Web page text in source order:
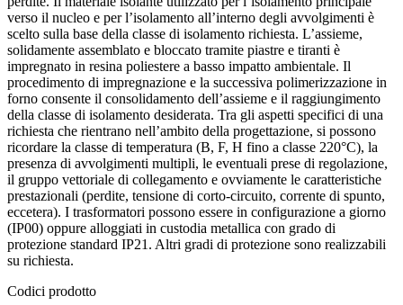
verso il nucleo e per l’isolamento all’interno degli avvolgimenti è
scelto sulla base della classe di isolamento richiesta. L’assieme,
solidamente assemblato e bloccato tramite piastre e tiranti è
impregnato in resina poliestere a basso impatto ambientale. Il
procedimento di impregnazione e la successiva polimerizzazione in
forno consente il consolidamento dell’assieme e il raggiungimento
della classe di isolamento desiderata. Tra gli aspetti specifici di una
richiesta che rientrano nell’ambito della progettazione, si possono
ricordare la classe di temperatura (B, F, H fino a classe 220°C), la
presenza di avvolgimenti multipli, le eventuali prese di regolazione,
il gruppo vettoriale di collegamento e ovviamente le caratteristiche
prestazionali (perdite, tensione di corto-circuito, corrente di spunto,
eccetera). I trasformatori possono essere in configurazione a giorno
(IP00) oppure alloggiati in custodia metallica con grado di
protezione standard IP21. Altri gradi di protezione sono realizzabili
su richiesta.
Codici prodotto